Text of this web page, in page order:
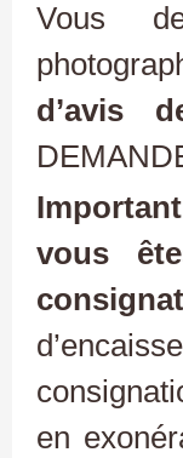
Vous
d’avis
Important
vous
en